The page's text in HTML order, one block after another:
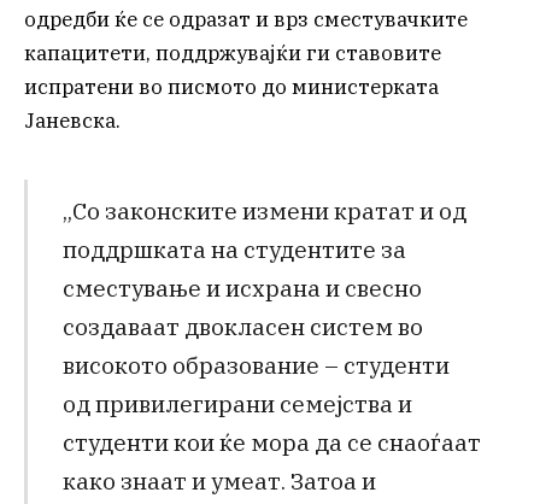
одредби ќе се одразат и врз сместувачките
капацитети, поддржувајќи ги ставовите
испратени во писмото до министерката
Јаневска.
„Со законските измени кратат и од
поддршката на студентите за
сместување и исхрана и свесно
создаваат двокласен систем во
високото образование – студенти
од привилегирани семејства и
студенти кои ќе мора да се снаоѓаат
како знаат и умеат. Затоа и